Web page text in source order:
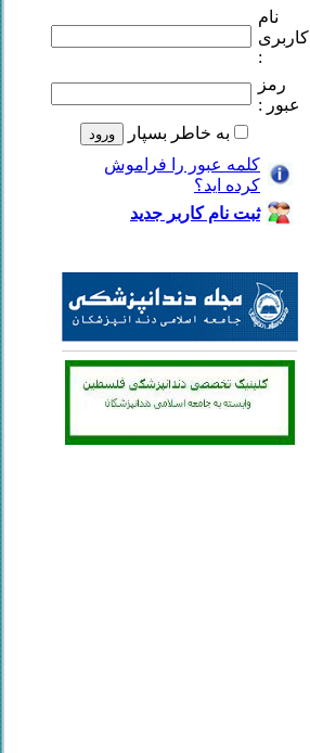
نام
کاربری
:
رمز
عبور :
به خاطر بسپار
کلمه عبور را فراموش
کرده ايد؟
ثبت نام کاربر جديد